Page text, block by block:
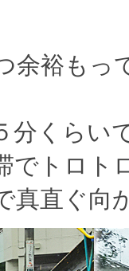
余裕もっ
分くらい
でトロト
真直ぐ向